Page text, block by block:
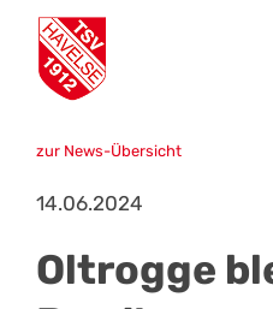
Zum
Inhalt
springen
zur News-Übersicht
14.06.2024
Oltrogge